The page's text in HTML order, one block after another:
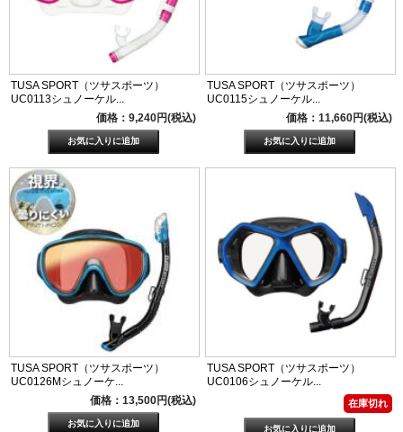
TUSA SPORT（ツサスポーツ）
UC0113シュノーケル...
価格：9,240円(税込)
TUSA SPORT（ツサスポーツ）
UC0115シュノーケル...
価格：11,660円(税込)
TUSA SPORT（ツサスポーツ）
UC0126Mシュノーケ...
価格：13,500円(税込)
TUSA SPORT（ツサスポーツ）
UC0106シュノーケル...
在庫切れ